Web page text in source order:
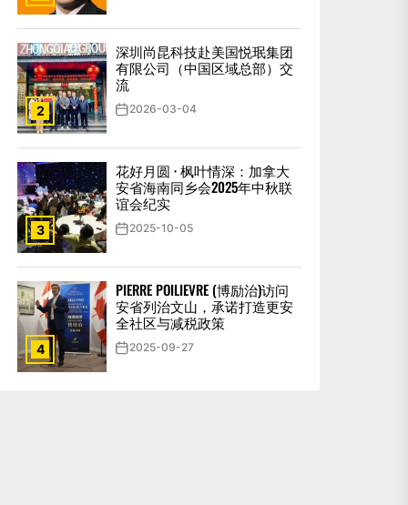
2
深圳尚昆科技赴美国悦珉集团
有限公司（中国区域总部）交
流
2026-03-04
3
花好月圆 · 枫叶情深：加拿大
安省海南同乡会2025年中秋联
谊会纪实
2025-10-05
4
PIERRE POILIEVRE (博励治)访问
安省列治文山，承诺打造更安
全社区与减税政策
2025-09-27